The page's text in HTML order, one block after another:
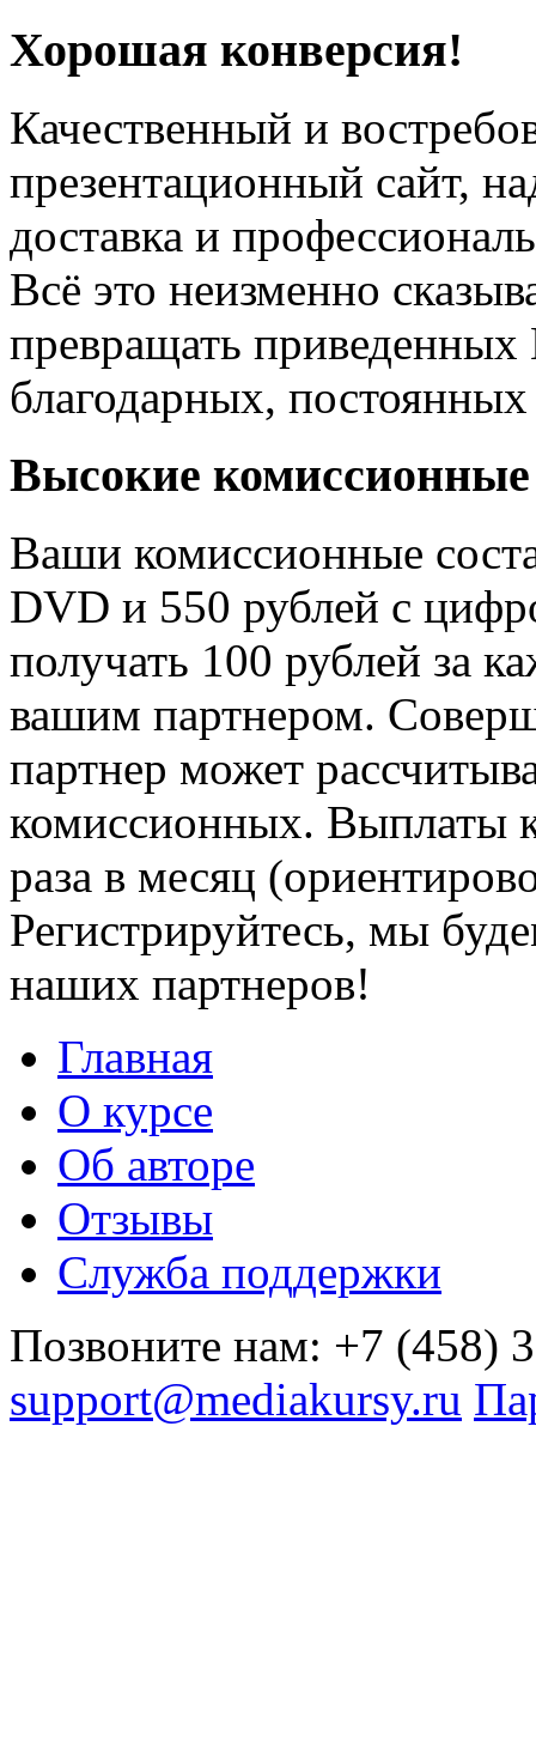
Хорошая конверсия!
Качественный и
презентационный сайт,
доставка и
Всё это неизменно
превращать приведенных
благодарных,
Высокие
Ваши комиссионные
DVD и 550 рублей с
получать 100 рублей за
вашим партнером.
партнер может
комиссионных. Выплаты
раза в месяц
Регистрируйтесь, мы
наших партнеров!
Главная
О курсе
Об авторе
Отзывы
Служба поддержки
Пoзвоните нам: +7 (458)
support@mediakursy.ru